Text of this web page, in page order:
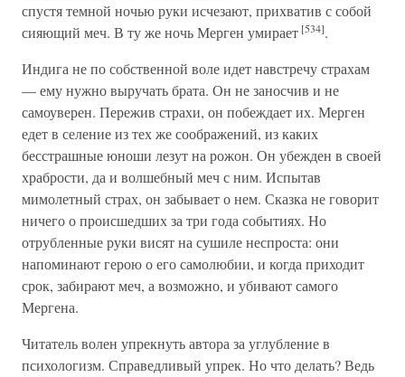
спустя темной ночью руки исчезают, прихватив с собой
сияющий меч. В ту же ночь Мерген умирает [534].
Индига не по собственной воле идет навстречу страхам
— ему нужно выручать брата. Он не заносчив и не
самоуверен. Пережив страхи, он побеждает их. Мерген
едет в селение из тех же соображений, из каких
бесстрашные юноши лезут на рожон. Он убежден в своей
храбрости, да и волшебный меч с ним. Испытав
мимолетный страх, он забывает о нем. Сказка не говорит
ничего о происшедших за три года событиях. Но
отрубленные руки висят на сушиле неспроста: они
напоминают герою о его самолюбии, и когда приходит
срок, забирают меч, а возможно, и убивают самого
Мергена.
Читатель волен упрекнуть автора за углубление в
психологизм. Справедливый упрек. Но что делать? Ведь